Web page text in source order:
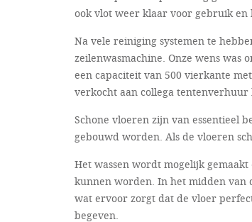
ook vlot weer klaar voor gebruik en
Na vele reiniging systemen te
zeilenwasmachine. Onze wens was
een capaciteit van 500 vierkante
verkocht aan collega
Schone vloeren zijn van essentieel
gebouwd worden. Als de vloeren
Het wassen wordt mogelijk
kunnen worden. In het midden van
wat ervoor zorgt dat de vloer
begeven.